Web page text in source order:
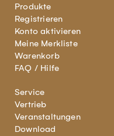
Produkte
Registrieren
Konto aktivieren
Meine Merkliste
Warenkorb
FAQ / Hilfe
Service
Vertrieb
Veranstaltungen
Download